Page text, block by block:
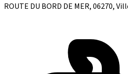
ROUTE DU BORD DE MER, 06270,